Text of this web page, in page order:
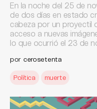
En la noche del 25 de
de dos días en estado
cabeza por un proyectil
acceso a nuevas
lo que ocurrió el 23 de
por cerosetenta
Política muerte